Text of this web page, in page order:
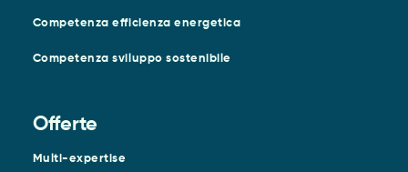
Competenza efficienza energetica
Competenza sviluppo sostenibile
Offerte
Multi-expertise